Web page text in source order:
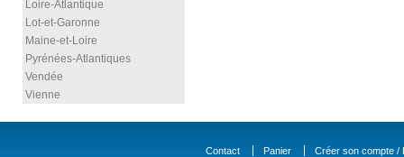
Loire-Atlantique
Lot-et-Garonne
Maine-et-Loire
Pyrénées-Atlantiques
Vendée
Vienne
Contact Panier Créer son compte /